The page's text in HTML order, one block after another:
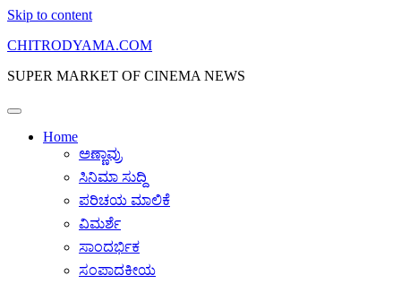
Skip to content
CHITRODYAMA.COM
SUPER MARKET OF CINEMA NEWS
Home
ಅಣ್ಣಾವ್ರು
ಸಿನಿಮಾ ಸುದ್ದಿ
ಪರಿಚಯ ಮಾಲಿಕೆ
ವಿಮರ್ಶೆ
ಸಾಂದರ್ಭಿಕ
ಸಂಪಾದಕೀಯ